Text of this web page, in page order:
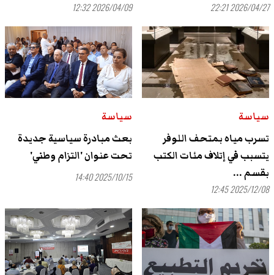
2026/04/27 22:21
2026/04/09 12:32
سياسة
تسرب مياه بمتحف اللوفر
يتسبب في إتلاف مئات الكتب
بقسم ...
2025/12/08 12:45
سياسة
بعث مبادرة سياسية جديدة
تحت عنوان 'التزام وطني'
2025/10/15 14:40